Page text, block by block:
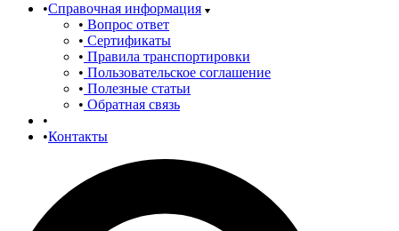
Справочная информация
Вопрос ответ
Сертификаты
Правила транспортировки
Пользовательское соглашение
Полезные статьи
Обратная связь
Контакты